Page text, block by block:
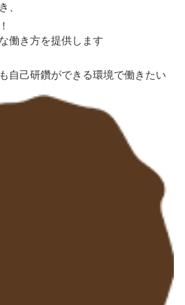
、
働き方を提供します
自己研鑽ができる環境で働きたい